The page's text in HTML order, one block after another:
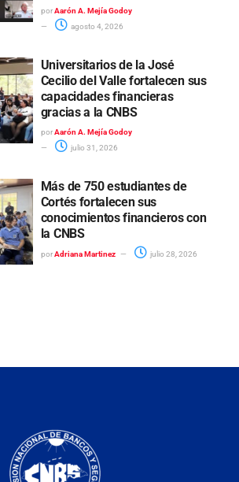
por Aarón A. Mejía Godoy
agosto 4, 2026
Universitarios de la José
Cecilio del Valle fortalecen sus
capacidades financieras
gracias a la CNBS
por Aarón A. Mejía Godoy
julio 31, 2026
Más de 750 estudiantes de
Cortés fortalecen sus
conocimientos financieros con
la CNBS
por Adriana Martinez julio 28, 2026